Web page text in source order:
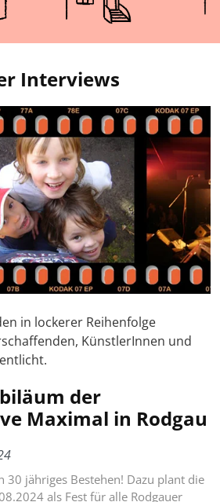
Interviews
in lockerer Reihenfolge
KünstlerInnen und
der
Maximal in Rodgau
30 jähriges Bestehen! Dazu plant die
als Fest für alle Rodgauer